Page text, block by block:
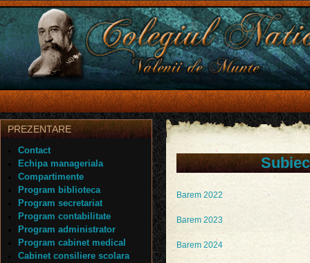
Barem 2022
Barem 2023
Barem 2024
PREZENTARE
Contact
Echipa manageriala
Compartimente
Program biblioteca
Program secretariat
Program contabilitate
Program administrator
Program cabinet medical
Cabinet consiliere scolara